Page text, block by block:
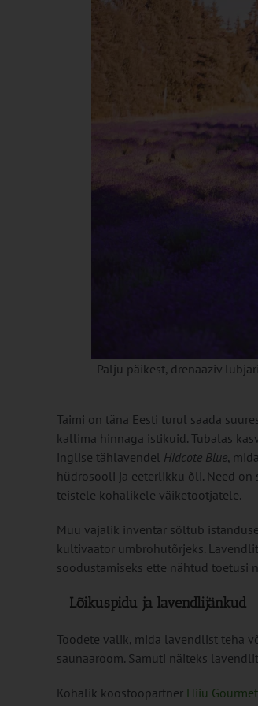
Palju päikest, drenaaziv
Taimi on täna Eesti turul saada
kallima hinnaga istikuid. Tubalas
inglise tählavendel Hidcote Blue,
hüdrosooli ja eeterlikku õli. Need on
teistele kohalikele väiketootjatele.
Muu vajalik inventar sõltub
kultivaator umbrohutõrjeks.
soodustamiseks ette nähtud toetusi
Lõikuspidu ja lavendlijänkud
Toodete valik, mida lavendlist teha
saunaaroom. Samuti näiteks
Kohalik koostööpartner Hiiu Gourmet